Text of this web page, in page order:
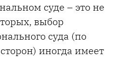
суде – это не
выбор
суда (по
иногда имеет